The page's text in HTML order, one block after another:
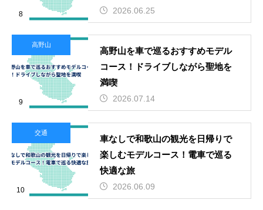
8 2026.06.25
高野山
9
高野山を車で巡るおすすめモデル
コース！ドライブしながら聖地を
満喫
2026.07.14
交通
10
車なしで和歌山の観光を日帰りで
楽しむモデルコース！電車で巡る
快適な旅
2026.06.09